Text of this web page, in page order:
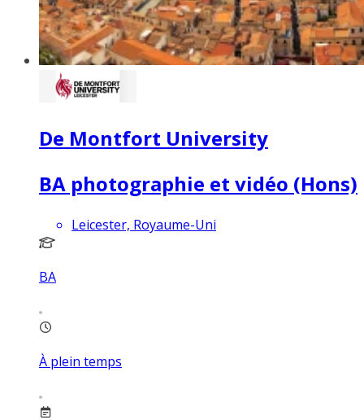
De Montfort University
BA photographie et vidéo (Hons)
Leicester, Royaume-Uni
BA
À plein temps